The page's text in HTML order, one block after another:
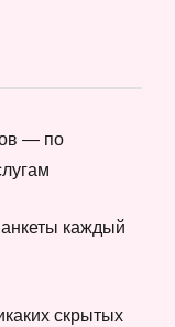
— по
каждый
скрытых